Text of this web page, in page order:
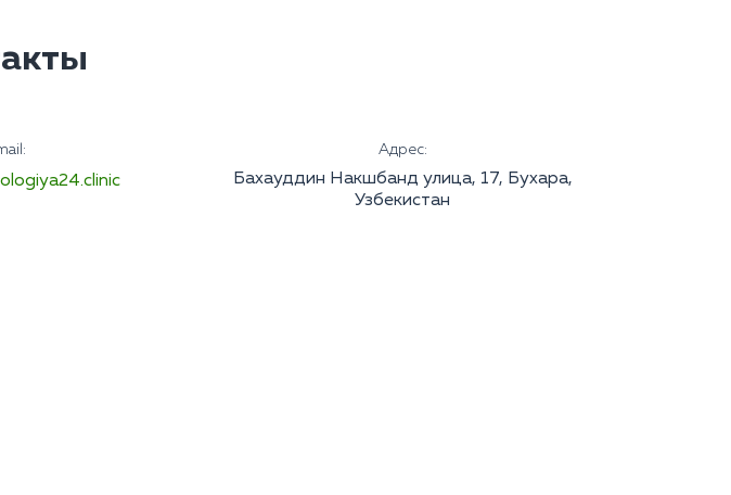
Адрес:
Бахауддин Накшбанд улица, 17, Бухара,
Узбекистан